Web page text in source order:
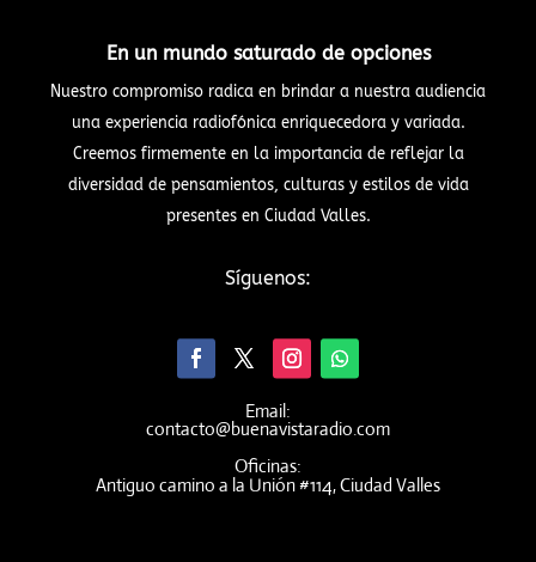
En un mundo saturado de opciones
Nuestro compromiso radica en brindar a nuestra audiencia
una experiencia radiofónica enriquecedora y variada.
Creemos firmemente en la importancia de reflejar la
diversidad de pensamientos, culturas y estilos de vida
presentes en Ciudad Valles.
Síguenos:
Email:
contacto@buenavistaradio.com
Oficinas:
Antiguo camino a la Unión #114, Ciudad Valles